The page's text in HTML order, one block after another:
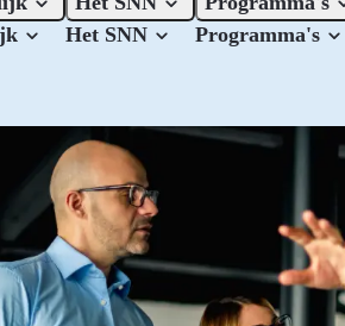
Het SNN
Programma's